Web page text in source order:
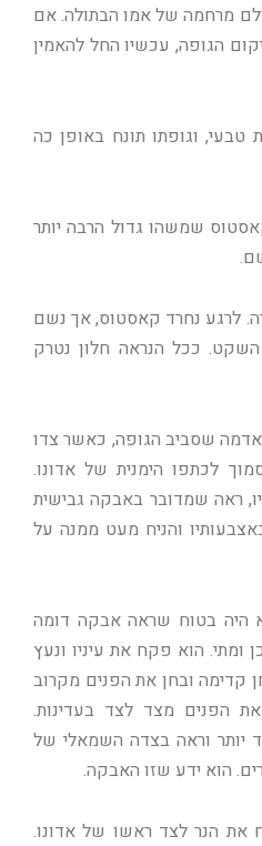
מרחמה של אמו הבתולה. אם
הגופה, עכשיו החל להאמין
טבעי, וגופתו תונח באופן כה
שמשהו גדול הרבה יותר
לרגע נחרד קאסטוס, אך נשם
ככל הנראה חלון נטרק
שסביב הגופה, כאשר צדו
לכתפו הימנית של אדונו.
ראה שמדובר באבקה גבישית
והניח מעט ממנה על
היה בטוח שראה אבקה דומה
ומתי. הוא פקח את עיניו ונעץ
קדימה ובחן את הפנים מקרוב
הפנים מצד לצד בעדינות.
יותר וראה בצדה השמאלי של
הוא ידע שזו האבקה.
את הנר לצד ראשו של אדונו.